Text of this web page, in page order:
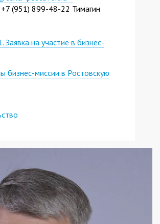
sends
+7 (951) 899-48-22 Тимагин
на участие в бизнес-
бизнес-миссии в Ростовскую